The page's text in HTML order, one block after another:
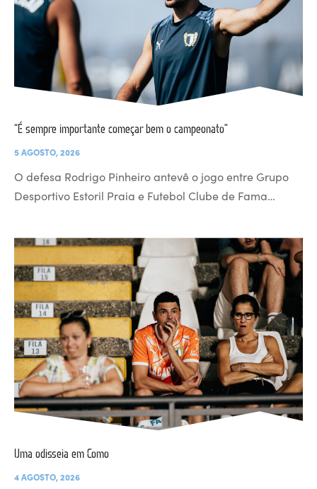
“É sempre importante começar bem o campeonato”
5 AGOSTO, 2026
O defesa Rodrigo Pinheiro antevê o jogo entre Grupo
Desportivo Estoril Praia e Futebol Clube de Fama…
Uma odisseia em Como
4 AGOSTO, 2026